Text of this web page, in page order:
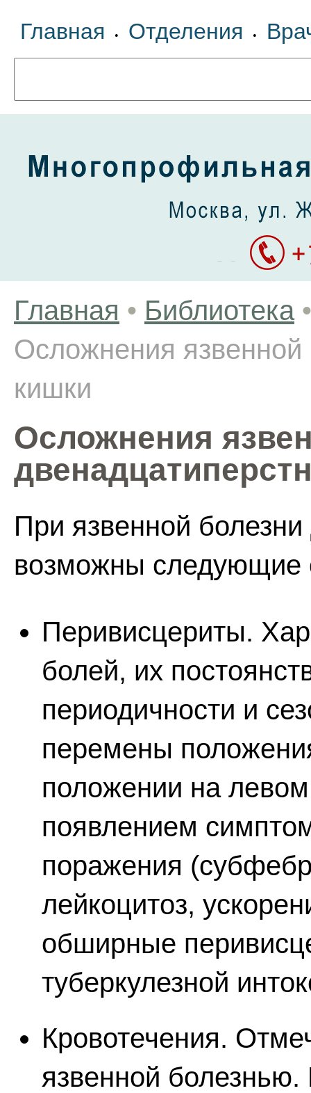
Главная • Отделения •
Главная • Библиотека •
Осложнения язвенной
кишки
Осложнения
При язвенной
возможны следующие
Перивисцериты.
болей, их
периодичности и
перемены
положении на
появлением
поражения
лейкоцитоз,
обширные
туберкулезной
Кровотечения.
язвенной болезнью.